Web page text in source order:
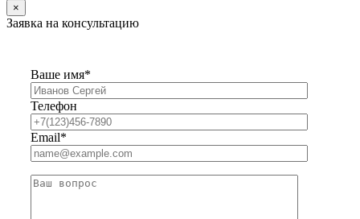
×
Заявка на консультацию
Ваше имя*
Телефон
Email*